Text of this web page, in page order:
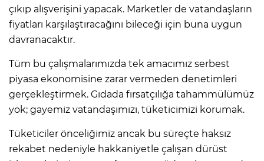
çıkıp alışverişini yapacak. Marketler de vatandaşların
fiyatları karşılaştıracağını bileceği için buna uygun
davranacaktır.
Tüm bu çalışmalarımızda tek amacımız serbest
piyasa ekonomisine zarar vermeden denetimleri
gerçekleştirmek. Gıdada fırsatçılığa tahammülümüz
yok; gayemiz vatandaşımızı, tüketicimizi korumak.
Tüketiciler önceliğimiz ancak bu süreçte haksız
rekabet nedeniyle hakkaniyetle çalışan dürüst